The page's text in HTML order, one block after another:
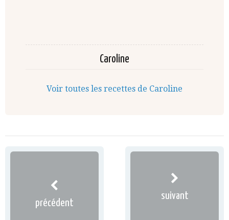
Caroline
Voir toutes les recettes de Caroline
précédent
suivant